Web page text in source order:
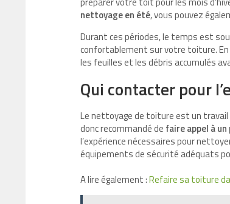
nettoyage en été, vous pouvez
Durant ces périodes, le temps est
confortablement sur votre toiture.
les feuilles et les débris accumulés
Qui contacter pour
Le nettoyage de toiture est un travail
donc recommandé de faireappel à
l’expérience nécessaires pour
équipements de sécurité adéquats
A lire également :Refaire sa toiture